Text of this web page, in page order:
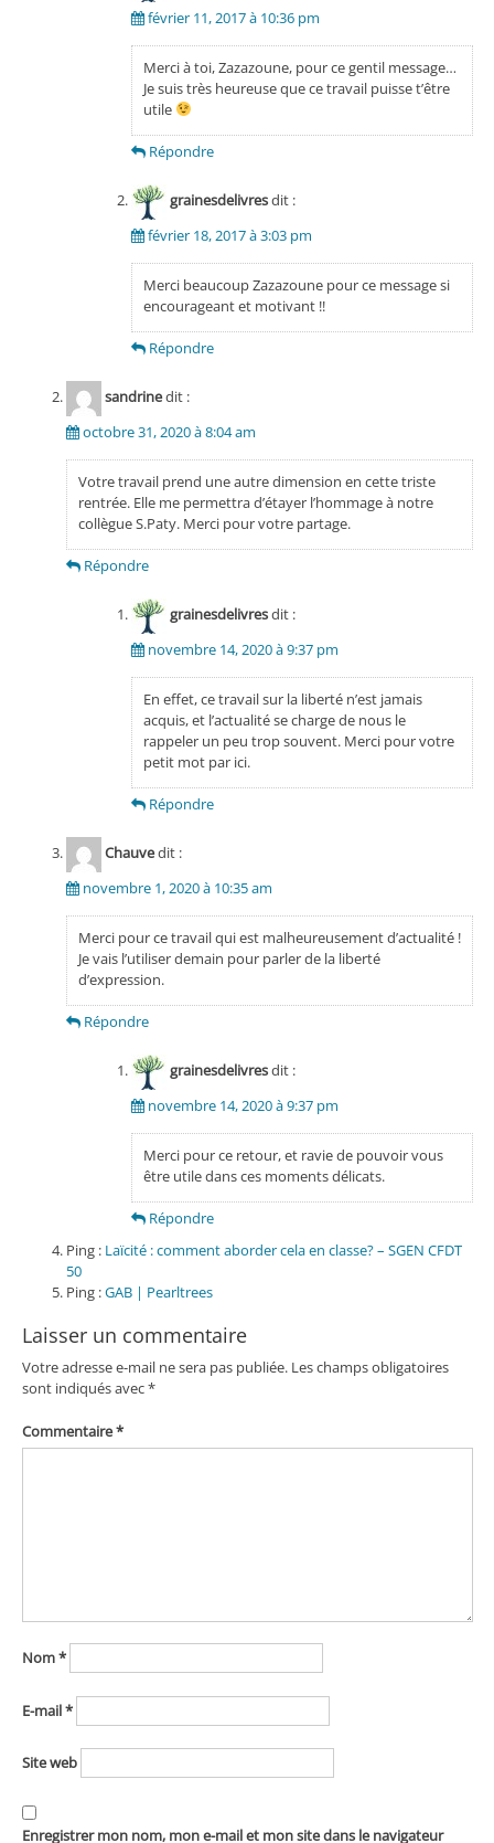
février 11, 2017 à 10:36 pm
Merci à toi, Zazazoune, pour ce gentil message…
Je suis très heureuse que ce travail puisse t’être
utile
Répondre
grainesdelivresdit :
février 18, 2017 à 3:03 pm
Merci beaucoup Zazazoune pour ce message si
encourageant et motivant !!
Répondre
sandrinedit :
octobre 31, 2020 à 8:04 am
Votre travail prend une autre dimension en cette triste
rentrée. Elle me permettra d’étayer l’hommage à notre
collègue S.Paty. Merci pour votre partage.
Répondre
grainesdelivresdit :
novembre 14, 2020 à 9:37 pm
En effet, ce travail sur la liberté n’est jamais
acquis, et l’actualité se charge de nous le
rappeler un peu trop souvent. Merci pour votre
petit mot par ici.
Répondre
Chauvedit :
novembre 1, 2020 à 10:35 am
Merci pour ce travail qui est malheureusement d’actualité !
Je vais l’utiliser demain pour parler de la liberté
d’expression.
Répondre
grainesdelivresdit :
novembre 14, 2020 à 9:37 pm
Merci pour ce retour, et ravie de pouvoir vous
être utile dans ces moments délicats.
Répondre
Ping : Laïcité : comment aborder cela en classe? – SGEN CFDT
50
Ping :GAB | Pearltrees
Laisser un commentaire
Votre adresse e-mail ne sera pas publiée. Les champs obligatoires
sont indiqués avec*
Commentaire*
Nom*
E-mail*
Site web
Enregistrer mon nom, mon e-mail et mon site dans le navigateur